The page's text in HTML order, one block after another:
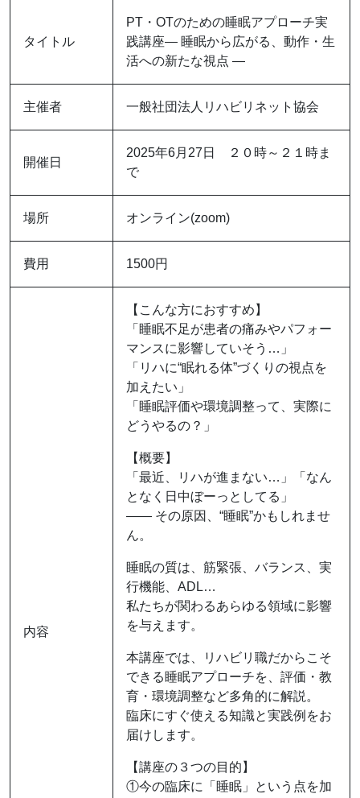
タイトル
PT・OTのための睡眠アプローチ実
践講座― 睡眠から広がる、動作・生
活への新たな視点 ―
主催者 一般社団法人リハビリネット協会
開催日
2025年6月27日 ２０時～２１時ま
で
場所 オンライン(zoom)
費用 1500円
内容
【こんな方におすすめ】
「睡眠不足が患者の痛みやパフォー
マンスに影響していそう…」
「リハに“眠れる体”づくりの視点を
加えたい」
「睡眠評価や環境調整って、実際に
どうやるの？」
【概要】
「最近、リハが進まない…」「なん
となく日中ぼーっとしてる」
―― その原因、“睡眠”かもしれませ
ん。
睡眠の質は、筋緊張、バランス、実
行機能、ADL…
私たちが関わるあらゆる領域に影響
を与えます。
本講座では、リハビリ職だからこそ
できる睡眠アプローチを、評価・教
育・環境調整など多角的に解説。
臨床にすぐ使える知識と実践例をお
届けします。
【講座の３つの目的】
①今の臨床に「睡眠」という点を加